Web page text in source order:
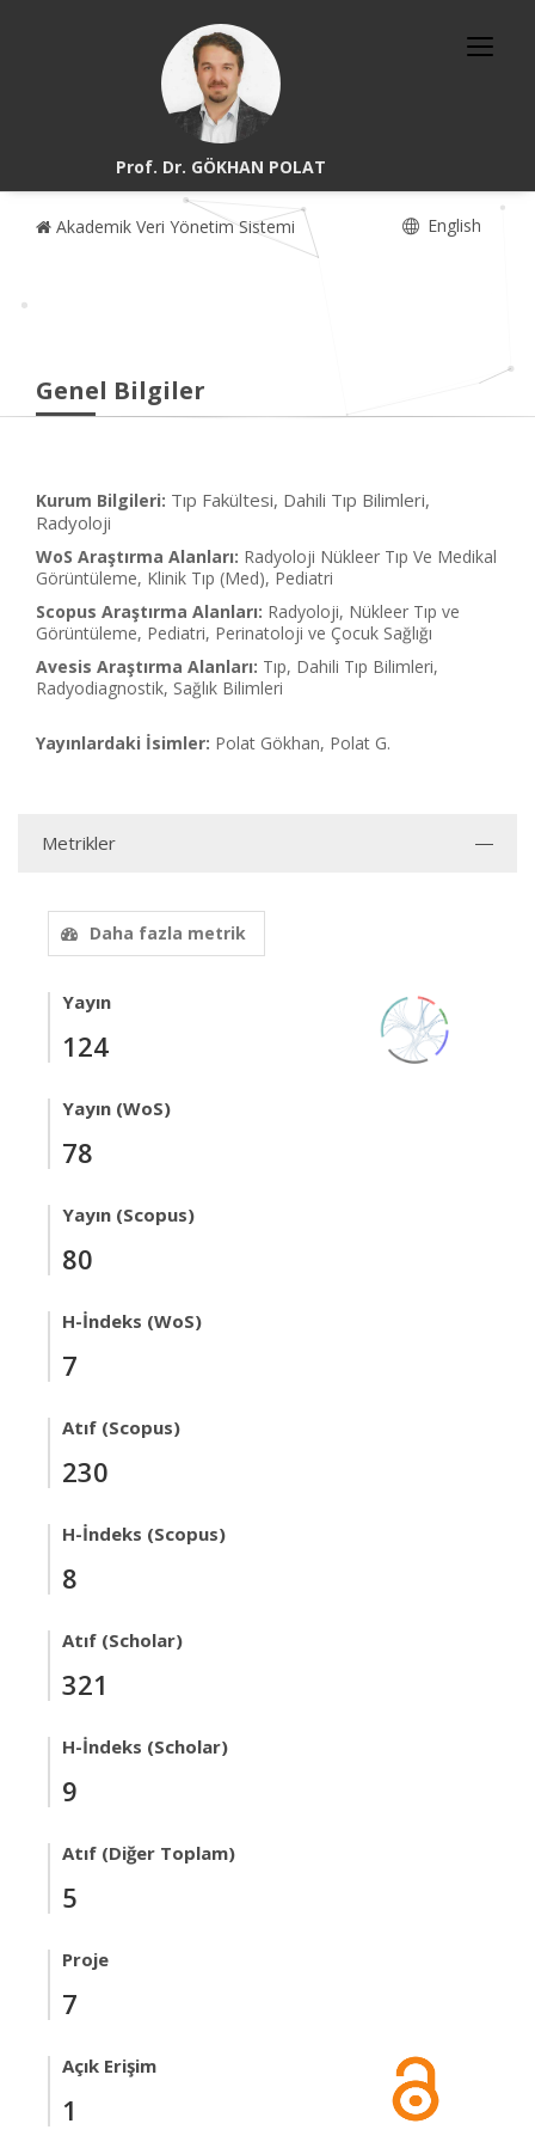
Prof. Dr. GÖKHAN POLAT
Akademik Veri Yönetim Sistemi English
Genel Bilgiler
Kurum Bilgileri: Tıp Fakültesi, Dahili Tıp Bilimleri,
Radyoloji
WoS Araştırma Alanları: Radyoloji Nükleer Tıp Ve Medikal
Görüntüleme, Klinik Tıp (Med), Pediatri
Scopus Araştırma Alanları: Radyoloji, Nükleer Tıp ve
Görüntüleme, Pediatri, Perinatoloji ve Çocuk Sağlığı
Avesis Araştırma Alanları: Tıp, Dahili Tıp Bilimleri,
Radyodiagnostik, Sağlık Bilimleri
Yayınlardaki İsimler: Polat Gökhan, Polat G.
Metrikler
Daha fazla metrik
Yayın
124
Yayın (WoS)
78
Yayın (Scopus)
80
H-İndeks (WoS)
7
Atıf (Scopus)
230
H-İndeks (Scopus)
8
Atıf (Scholar)
321
H-İndeks (Scholar)
9
Atıf (Diğer Toplam)
5
Proje
7
Açık Erişim
1